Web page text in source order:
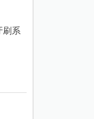
刷系